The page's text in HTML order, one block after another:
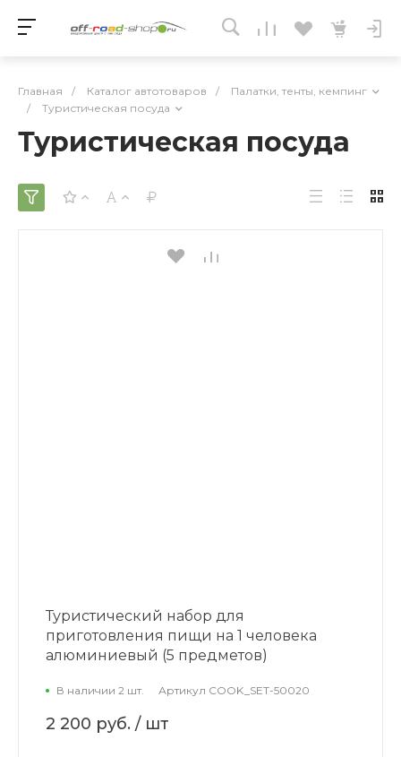
Главная / Каталог автотоваров /
Палатки, тенты, кемпинг
/
Туристическая посуда
Туристическая посуда
Туристический набор для
приготовления пищи на 1 человека
алюминиевый (5 предметов)
В наличии 2 шт. Артикул COOK_SET-50020
2 200 руб. / шт